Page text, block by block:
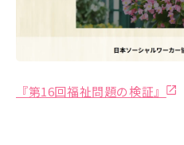
『第16回福祉問題の検証』